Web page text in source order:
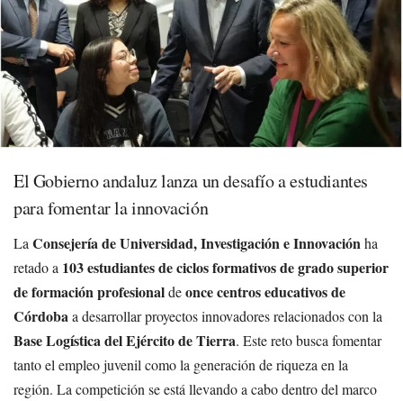
El Gobierno andaluz lanza un desafío a estudiantes
para fomentar la innovación
La Consejería de Universidad, Investigación e Innovaciónha
retado a 103 estudiantes de ciclos formativos de grado superior
de formación profesionaldeonce centros educativos de
Córdobaa desarrollar proyectos innovadores relacionados con la
Base Logística del Ejército de Tierra. Este reto busca fomentar
tanto el empleo juvenil como la generación de riqueza en la
región. La competición se está llevando a cabo dentro del marco